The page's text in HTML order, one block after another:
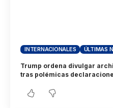
INTERNACIONALES ÚLTIMAS
Trump ordena divulgar
tras polémicas